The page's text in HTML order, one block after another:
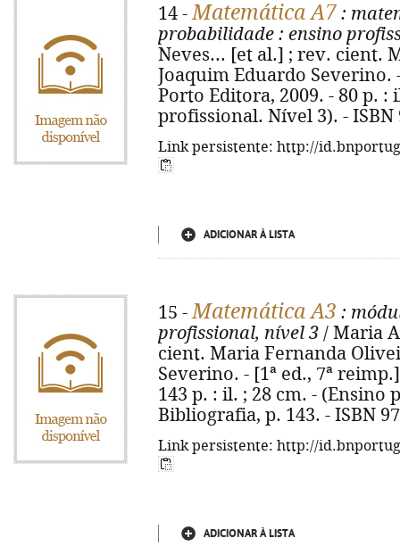
14 -Matemática A7 :
probabilidade : ensino
Neves... [et al.] ; rev. cient.
Joaquim Eduardo Severino.
Porto Editora, 2009. - 80 p. :
profissional. Nível 3). - ISBN
Link persistente: http://
ADICIONAR À LISTA
15 -Matemática A3 :
profissional, nível 3 / Maria
cient. Maria Fernanda
Severino. - [1ª ed., 7ª
143 p. : il. ; 28 cm. - (Ensino
Bibliografia, p. 143. - ISBN
Link persistente: http://
ADICIONAR À LISTA